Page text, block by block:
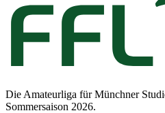
Die Amateurliga für Münchner
Sommersaison 2026.